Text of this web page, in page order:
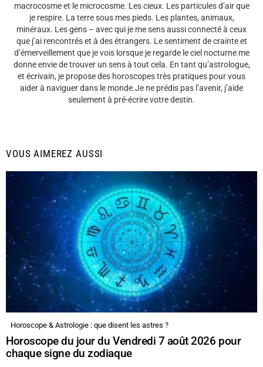
macrocosme et le microcosme. Les cieux. Les particules d’air que
je respire. La terre sous mes pieds. Les plantes, animaux,
minéraux. Les gens – avec qui je me sens aussi connecté à ceux
que j’ai rencontrés et à des étrangers. Le sentiment de crainte et
d’émerveillement que je vois lorsque je regarde le ciel nocturne me
donne envie de trouver un sens à tout cela. En tant qu’astrologue,
et écrivain, je propose des horoscopes très pratiques pour vous
aider à naviguer dans le monde.Je ne prédis pas l’avenir, j’aide
seulement à pré-écrire votre destin.
VOUS AIMEREZ AUSSI
Horoscope & Astrologie : que disent les astres ?
Horoscope du jour du Vendredi 7 août 2026 pour
chaque signe du zodiaque